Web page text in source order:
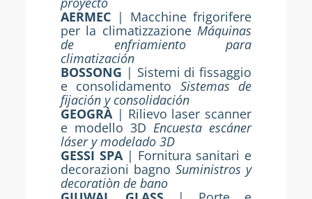
AERMEC | Macchine frigorifere
per la climatizzazione Máquinas
de enfriamiento para
climatización
BOSSONG | Sistemi di fissaggio
e consolidamento Sistemas de
fijación y consolidación
GEOGRÀ| Rilievo laser scanner
e modello 3D Encuesta escáner
láser y modelado 3D
GESSI SPA| Fornitura sanitari e
decorazioni bagno Suministros y
decoratiòn de bano